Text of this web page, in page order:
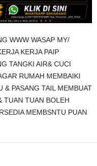
WWW WASAP MY/
KERJA PAIP
TANGKI AIR& CUCI
RUMAH MEMBAIKI
& PASANG TAIL MEMBUAT
TUAN TUAN BOLEH
MEMBSNTU PUAN